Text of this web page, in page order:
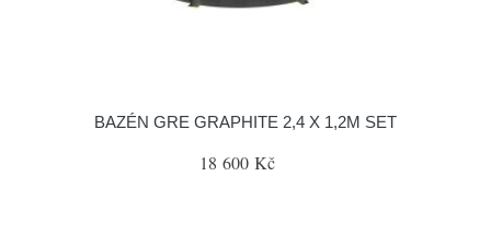
BAZÉN GRE GRAPHITE 2,4 X 1,2M SET
18 600 Kč